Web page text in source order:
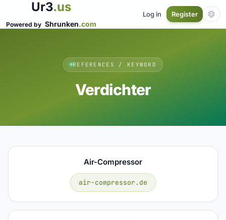
Ur3.us
Powered by Shrunken.com
Log in Register
REFERENCES / KEYWORD
Verdichter
Air-Compressor
air-compressor.de